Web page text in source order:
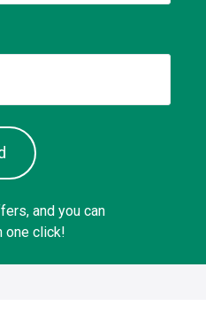
and you can
one click!